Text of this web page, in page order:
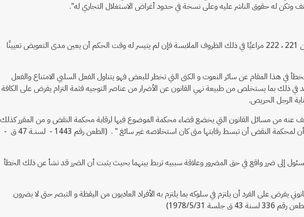
وتكن له حقوق الناشر عليه وعلى نسخة في حدود أغراض الاستغلال التجاري له".
كما نصت المادة 170 من ذات القانون على أن " يقدر القاضي مدى التعويض عن الضرر الذي لحق المضرور طبقا لأحكام المادتين 221 ، 222 مراعيًا في ذلك الظروف الملابسة فإن لم يتيسر له وقت الحكم أن يعين مدى التعويض تعيينًا
في هذا المقام عن سائر النعوت و الكنى التي تخطر للبعض فهو يتناول الفعل السلبي الامتناع والفعل
ذلك بما يستخلص من طبيعة نهي القانون عن الأضرار من عناصر التوجيه فثمة التزام يفرض على الكافة
الرجل الحريص.
عنه من مسائل القانون التي يخضع قضاء محكمة الموضوع فيها لرقابة محكمة النقض و من المقرر كذلك
أن استخلاص علاقة السببية بين الخطأ و الضرر و تقدير مدى جسامة الخطأ من مسائل الواقع التي يقدرها قاضى الموضوع إلا أن لمحكمة النقض أن تبسط رقابتها متى كان استخلاصه غير سائغ " . (الطعن رقم 1443 - لسنــة 47 ق -
إلى ضرر واقع في حق المضرور وعلاقة سببيه تربط بينهما بحيث يثبت أن الضرر قد نشأ عن ذلك الخطأ
للمادة 163 من القانون المدني هو الإخلال بالتزام قانوني يفرض على الفرد أن يلتزم في سلوكه بما يلتزم به الأفراد العاديون من اليقظة و التبصر حتى لا يضرون
1978/5/31)